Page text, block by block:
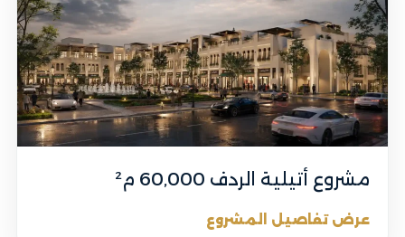
مشروع أتيلية الردف 60,000 م²
عرض تفاصيل المشروع